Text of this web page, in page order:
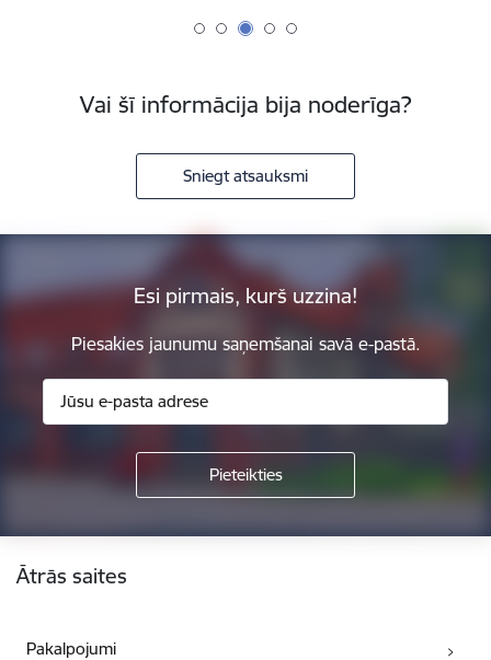
Vai šī informācija bija noderīga?
Sniegt atsauksmi
Esi pirmais, kurš uzzina!
Piesakies jaunumu saņemšanai savā e-pastā.
Ātrās saites
Pakalpojumi